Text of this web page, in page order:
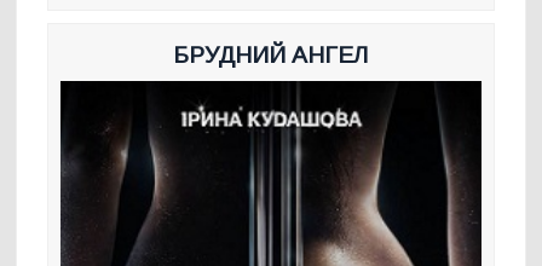
БРУДНИЙ АНГЕЛ